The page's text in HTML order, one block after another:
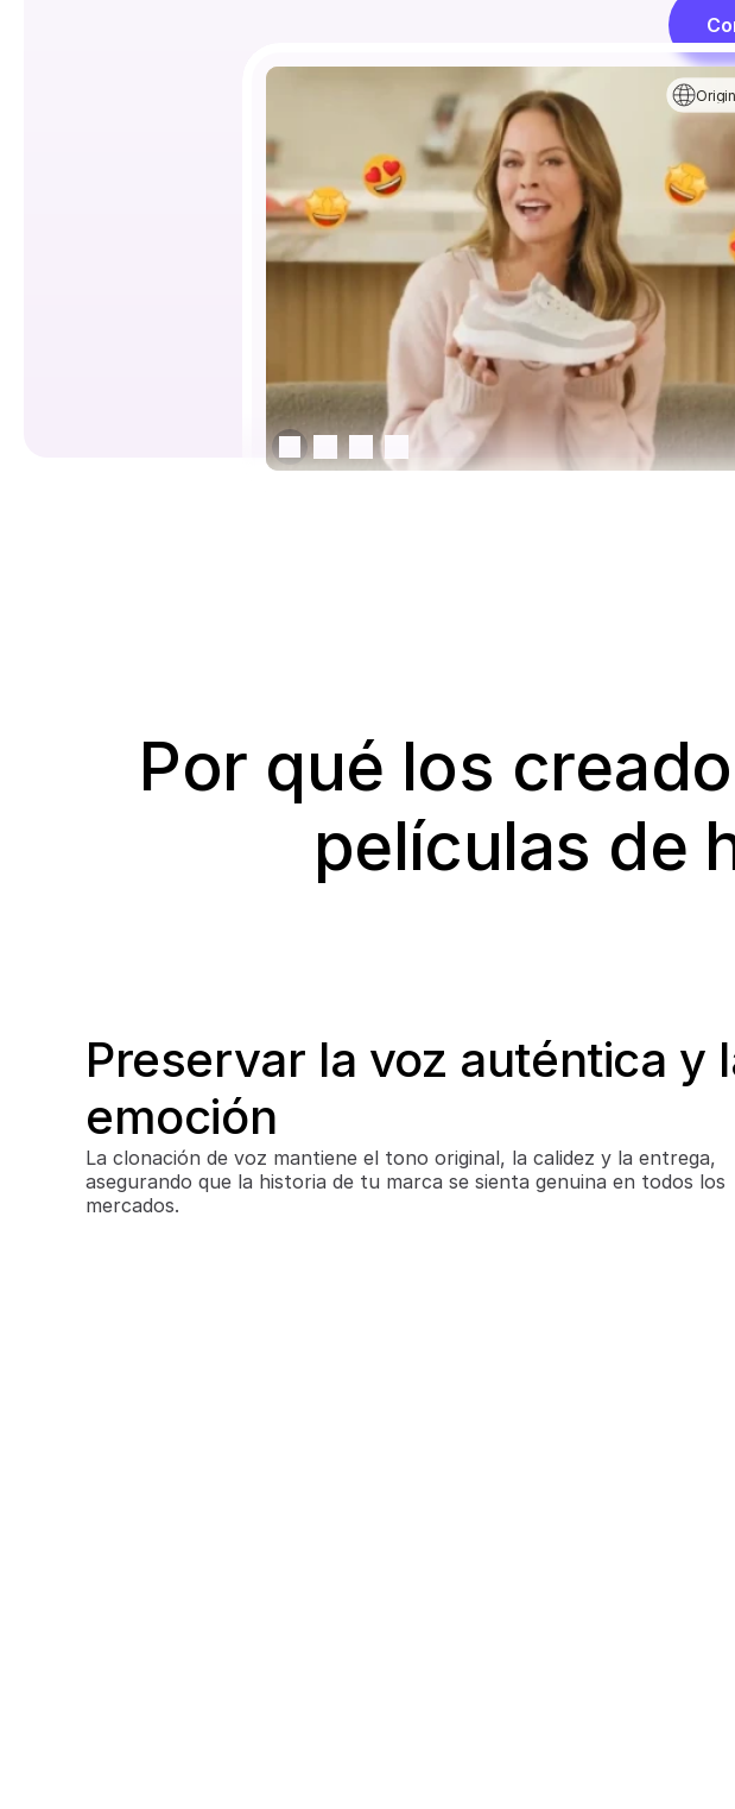
Por qué los
películas de
Preservar la voz auténtica y
emoción
La clonación de voz mantiene el tono original, la calidez y la entrega,
asegurando que la historia de tu marca se sienta genuina en todos los
mercados.